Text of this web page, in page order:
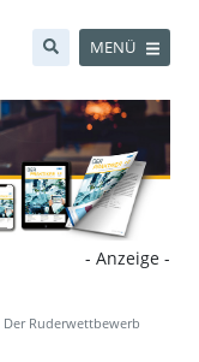
MENÜ
- Anzeige -
Der Ruderwettbewerb